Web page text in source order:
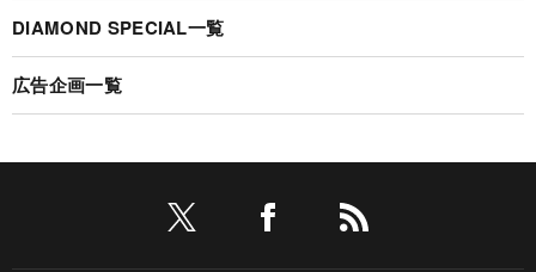
DIAMOND SPECIAL一覧
広告企画一覧